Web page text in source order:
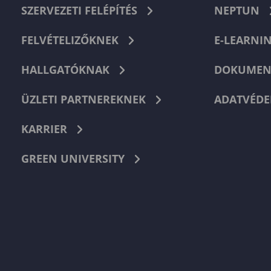
SZERVEZETI FELÉPÍTÉS
FELVÉTELIZŐKNEK
HALLGATÓKNAK
ÜZLETI PARTNEREKNEK
KARRIER
GREEN UNIVERSITY
NEPTUN
E-